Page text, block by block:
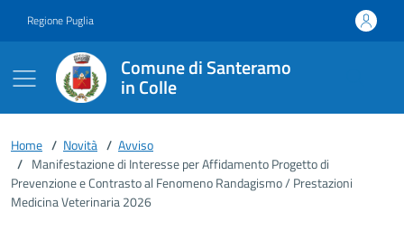
Regione Puglia
Comune di Santeramo
in Colle
Home / Novità / Avviso
/ Manifestazione di Interesse per Affidamento Progetto di
Prevenzione e Contrasto al Fenomeno Randagismo / Prestazioni
Medicina Veterinaria 2026